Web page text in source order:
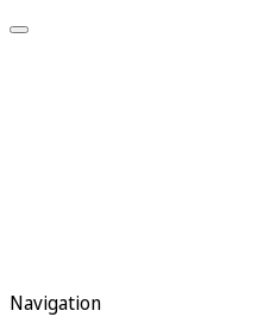
Navigation